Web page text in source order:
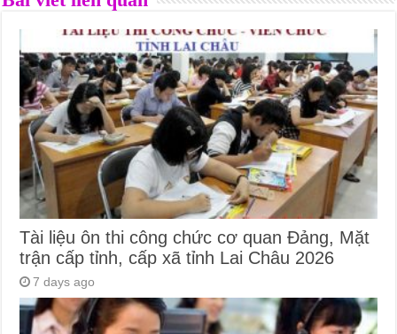
Tài liệu ôn thi công chức cơ quan Đảng, Mặt
trận cấp tỉnh, cấp xã tỉnh Lai Châu 2026
7 days ago